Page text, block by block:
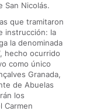
San Nicolás.
que tramitaron
instrucción: la
la denominada
hecho ocurrido
como único
Granada,
de Abuelas
los
Carmen